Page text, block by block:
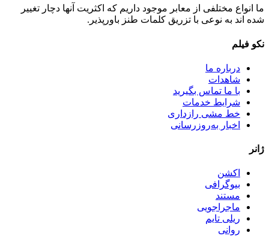
ما انواع مختلفی از معابر موجود داریم که اکثریت آنها دچار تغییر
شده اند به نوعی با تزریق کلمات طنز باورپذیر.
نکو فیلم
درباره ما
شاهدات
با ما تماس بگیرید
شرایط خدمات
خط مشی رازداری
اخبار به‌روزرسانی
ژانر
اکشن
بیوگرافی
مستند
ماجراجویی
ریلی تایم
روانی